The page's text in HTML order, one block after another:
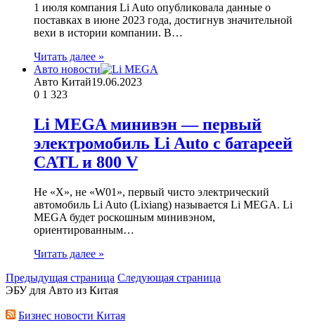
1 июля компания Li Auto опубликовала данные о
поставках в июне 2023 года, достигнув значительной
вехи в истории компании. В…
Читать далее »
Авто новости
Авто Китай19.06.2023
0 1 323
Li MEGA минивэн — первый
электромобиль Li Auto с батареей
CATL и 800 V
Не «X», не «W01», первый чисто электрический
автомобиль Li Auto (Lixiang) называется Li MEGA. Li
MEGA будет роскошным минивэном,
ориентированным…
Читать далее »
Предыдущая страница Следующая страница
ЭБУ для Авто из Китая
Бизнес новости Китая